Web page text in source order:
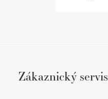
Zákaznický servis